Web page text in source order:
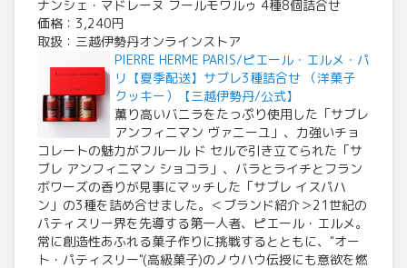
ナンシェ・マドレーヌ フールモワルゥ 4種8個詰合せ
価格：3,240円
取扱：三越伊勢丹オンラインストア
PIERRE HERME PARIS/ピエール・エルメ・パ
リ【夏季配送】サブレ3種詰合せ （洋菓子
クッキー）【三越伊勢丹/公式】
薫り高いバニラをたっぷり使用した「サブレ
アンフィニマン ヴァニーユ」、力強いチョ
コレートの魅力がフルール ド セルで引き立てられた「サ
ブレ アンフィニマン ショコラ」、バラとライチとフラン
ボワーズの香りが見事にマッチした「サブレ イスパハ
ン」の3種を詰め合せました。＜ブランド紹介＞21世紀の
パティスリー界を先導する第一人者、ピエール・エルメ。
常に創造性あふれる菓子作りに挑戦するとともに、"オー
ト・パティスリー"(高級菓子)のノウハウ伝授にも意欲を燃